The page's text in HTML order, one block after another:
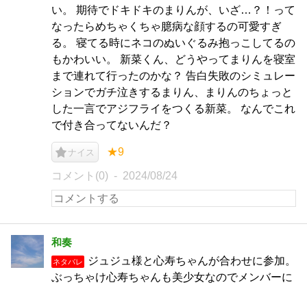
い。 期待でドキドキのまりんが、いざ…？！って
なったらめちゃくちゃ臆病な顔するの可愛すぎ
る。 寝てる時にネコのぬいぐるみ抱っこしてるの
もかわいい。 新菜くん、どうやってまりんを寝室
まで連れて行ったのかな？ 告白失敗のシミュレー
ションでガチ泣きするまりん、まりんのちょっと
した一言でアジフライをつくる新菜。 なんでこれ
で付き合ってないんだ？
ナイス ★9
コメント(0) 2024/08/24
和奏
ネタバレ
ジュジュ様と心寿ちゃんが合わせに参加。
ぶっちゃけ心寿ちゃんも美少女なのでメンバーに